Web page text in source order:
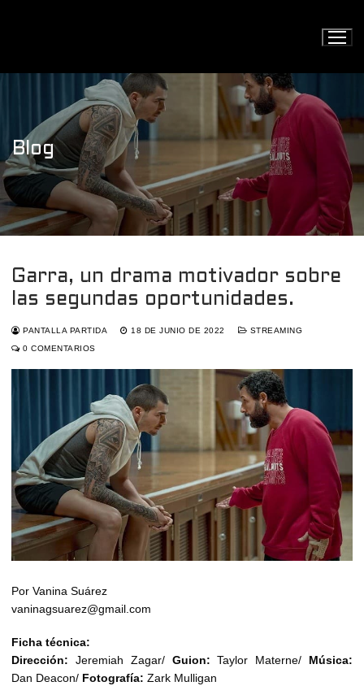
Blog
Garra, un drama motivador sobre
las segundas oportunidades.
PANTALLA PARTIDA 18 DE JUNIO DE 2022
STREAMING
0 COMENTARIOS
Por Vanina Suárez
vaninagsuarez@gmail.com
Ficha técnica:
Dirección: Jeremiah Zagar/ Guion: Taylor Materne/ Música:
Dan Deacon/ Fotografía: Zark Mulligan